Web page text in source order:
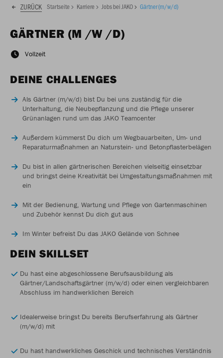
ZURÜCK Startseite Karriere Jobs bei JAKO Gärtner (m/w/d)
GÄRTNER (M /W /D)
Vollzeit
DEINE CHALLENGES
Als Gärtner (m/w/d) bist Du bei uns zuständig für die
Unterhaltung, die Neubepflanzung und die Pflege unserer
Grünanlagen rund um das JAKO Teamcenter
Außerdem kümmerst Du dich um Wegbauarbeiten, Um- und
Reparaturmaßnahmen an Naturstein- und Betonpflasterbelägen
Du bist in allen gärtnerischen Bereichen vielseitig einsetzbar
und bringst deine Kreativität bei Umgestaltungsmaßnahmen mit
ein
Mit der Bedienung, Wartung und Pflege von Gartenmaschinen
und Zubehör kennst Du dich gut aus
Im Winter befreist Du das JAKO Gelände von Schnee
DEIN SKILLSET
Du hast eine abgeschlossene Berufsausbildung als
Gärtner/Landschaftsgärtner (m/w/d) oder einen vergleichbaren
Abschluss im handwerklichen Bereich
Idealerweise bringst Du bereits Berufserfahrung als Gärtner
(m/w/d) mit
Du hast handwerkliches Geschick und technisches Verständnis